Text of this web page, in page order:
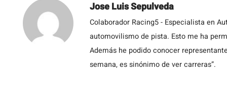
Jose Luis Sepulveda
Colaborador Racing5 - Especialista en
automovilismo de pista. Esto me ha
Además he podido conocer
semana, es sinónimo de ver carreras”.